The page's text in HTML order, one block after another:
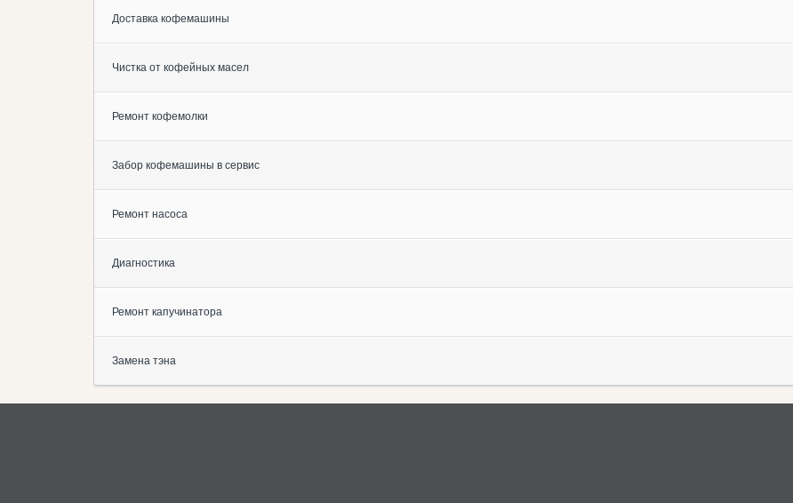
Доставка кофемашины
Чистка от кофейных масел
Ремонт кофемолки
Забор кофемашины в сервис
Ремонт насоса
Диагностика
Ремонт капучинатора
Замена тэна